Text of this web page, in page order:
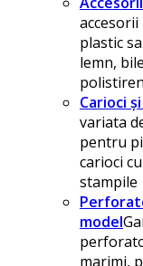
plastic
lemn,
Carioci
variata
pentru
carioci
stampile
model
marimi,